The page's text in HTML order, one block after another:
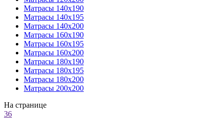
Матрасы 140х190
Матрасы 140х195
Матрасы 140х200
Матрасы 160х190
Матрасы 160х195
Матрасы 160х200
Матрасы 180х190
Матрасы 180х195
Матрасы 180х200
Матрасы 200х200
На странице
36